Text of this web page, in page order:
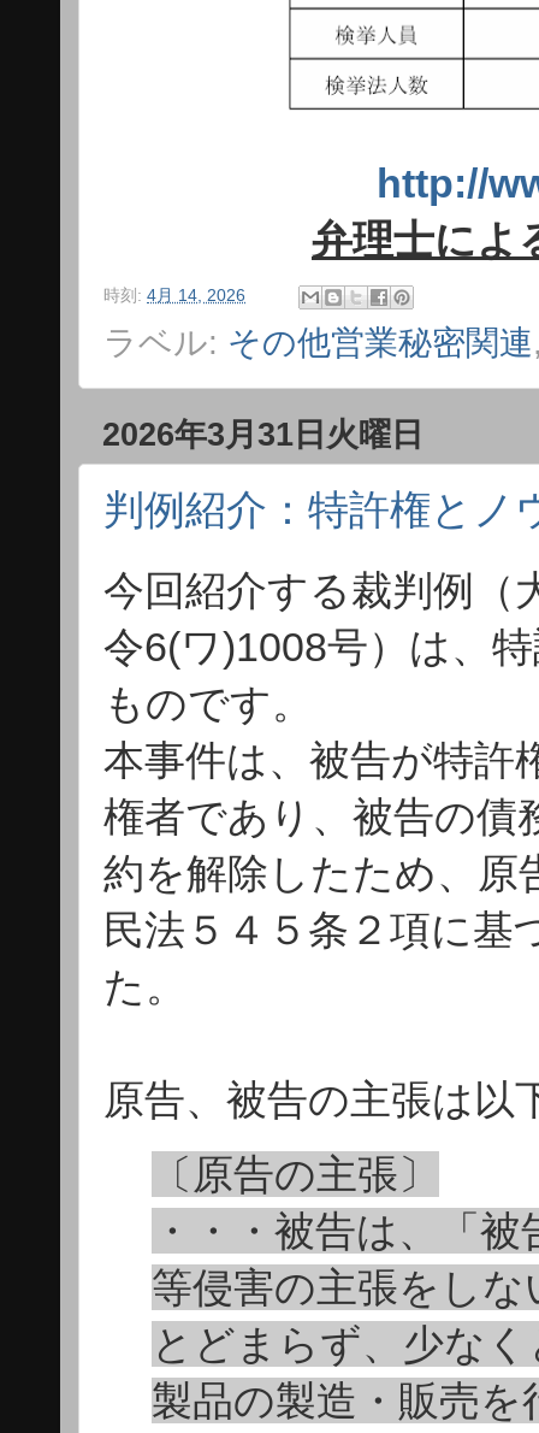
http://
弁理士によ
時刻: 4月 14, 2026
ラベル: その他営業秘密関連
2026年3月31日火曜日
判例紹介：特許権とノ
今回紹介する裁判例
令6(ワ)1008号）は、
ものです。
本事件は、被告が特許
権者であり、被告の債
約を解除したため、原
民法５４５条２項に基
た。
原告、被告の主張は以
〔原告の主張〕
・・・被告は、「
等侵害の主張をし
とどまらず、少な
製品の製造・販売